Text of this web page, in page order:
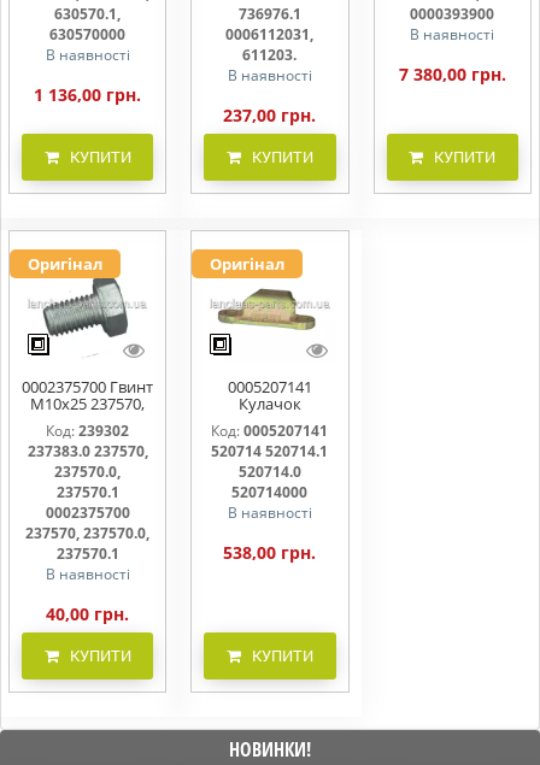
630570.1,
630570000
В наявності
1 136,00 грн.
КУПИТИ
611203.
736976.1
0006112031,
611203.
В наявності
237,00 грн.
КУПИТИ
0000393900
В наявності
7 380,00 грн.
КУПИТИ
Оригінал
0002375700 Гвинт
M10x25 237570,
237570.0,
237570.1
Код:239302
237383.0 237570,
237570.0,
237570.1
0002375700
237570, 237570.0,
237570.1
В наявності
40,00 грн.
КУПИТИ
Оригінал
0005207141
Кулачок
ножовий,
прижим коси
520714, 520714.0
Код: 0005207141
520714 520714.1
520714.0
520714000
В наявності
538,00 грн.
КУПИТИ
НОВИНКИ!